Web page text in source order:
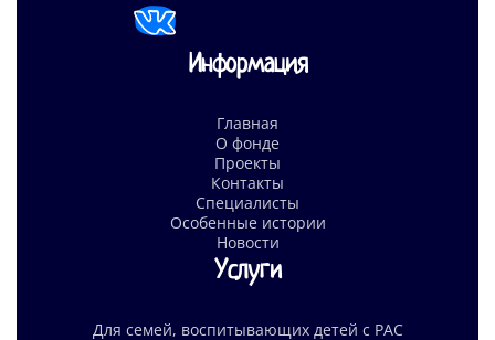
Информация
Главная
О фонде
Проекты
Контакты
Специалисты
Особенные истории
Новости
Услуги
Для семей, воспитывающих детей с РАС